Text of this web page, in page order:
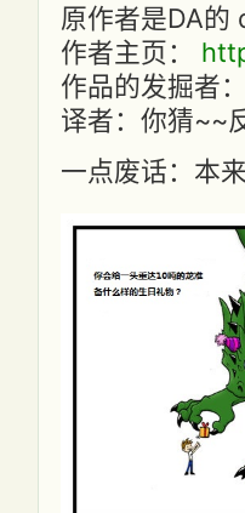
原作者是DA
作者主页：
作品的发掘者
译者：你猜~~
一点废话：本